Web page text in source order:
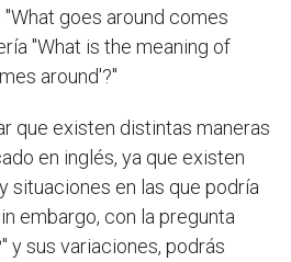
goes around comes
"What is the meaning of
around'?"
que existen distintas maneras
en inglés, ya que existen
situaciones en las que podría
embargo, con la pregunta
y sus variaciones, podrás